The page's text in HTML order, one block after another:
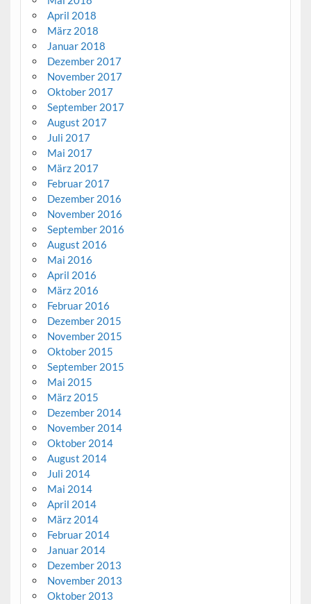
April 2018
März 2018
Januar 2018
Dezember 2017
November 2017
Oktober 2017
September 2017
August 2017
Juli 2017
Mai 2017
März 2017
Februar 2017
Dezember 2016
November 2016
September 2016
August 2016
Mai 2016
April 2016
März 2016
Februar 2016
Dezember 2015
November 2015
Oktober 2015
September 2015
Mai 2015
März 2015
Dezember 2014
November 2014
Oktober 2014
August 2014
Juli 2014
Mai 2014
April 2014
März 2014
Februar 2014
Januar 2014
Dezember 2013
November 2013
Oktober 2013